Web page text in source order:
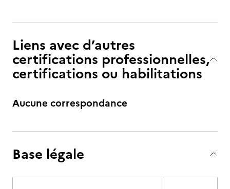
Liens avec d’autres
certifications professionnelles,
certifications ou habilitations
Aucune correspondance
Base légale